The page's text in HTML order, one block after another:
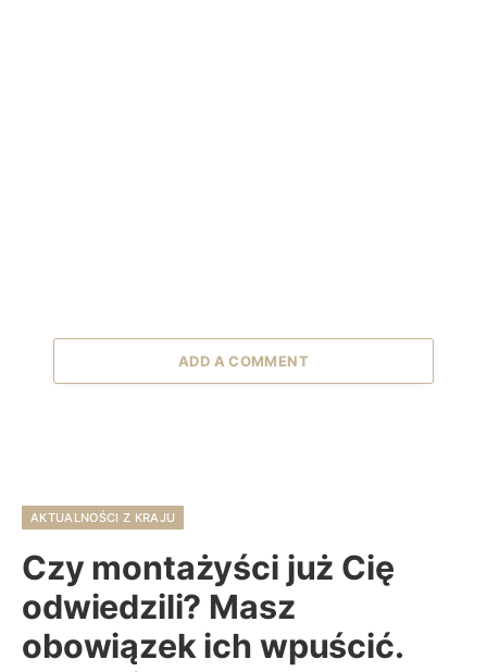
ADD A COMMENT
AKTUALNOŚCI Z KRAJU
Czy montażyści już Cię
odwiedzili? Masz
obowiązek ich wpuścić.